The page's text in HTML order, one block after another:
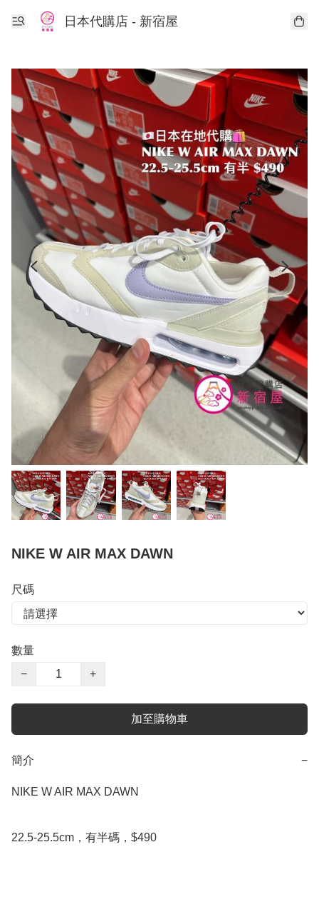
日本代購店 - 新宿屋
NIKE W AIR MAX DAWN
尺碼
數量
−
+
加至購物車
簡介 −
NIKE W AIR MAX DAWN
22.5-25.5cm，有半碼，$490